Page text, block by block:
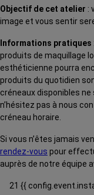
Objectif de cet atelier :
image et vous sentir
Informations pratiques
produits de maquillage
esthéticienne pourra
produits du quotidien
créneaux disponibles
n’hésitez pas à nous
créneau horaire.
Si vous n’êtes jamais
rendez-vous pour
auprès de notre équipe
21 {{